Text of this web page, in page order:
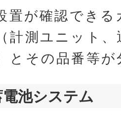
置が確認でき
計測ユニット
とその品番等
池システム